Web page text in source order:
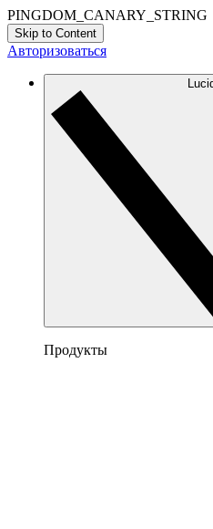
PINGDOM_CANARY_STRING
Skip to Content
Авторизоваться
Продукты